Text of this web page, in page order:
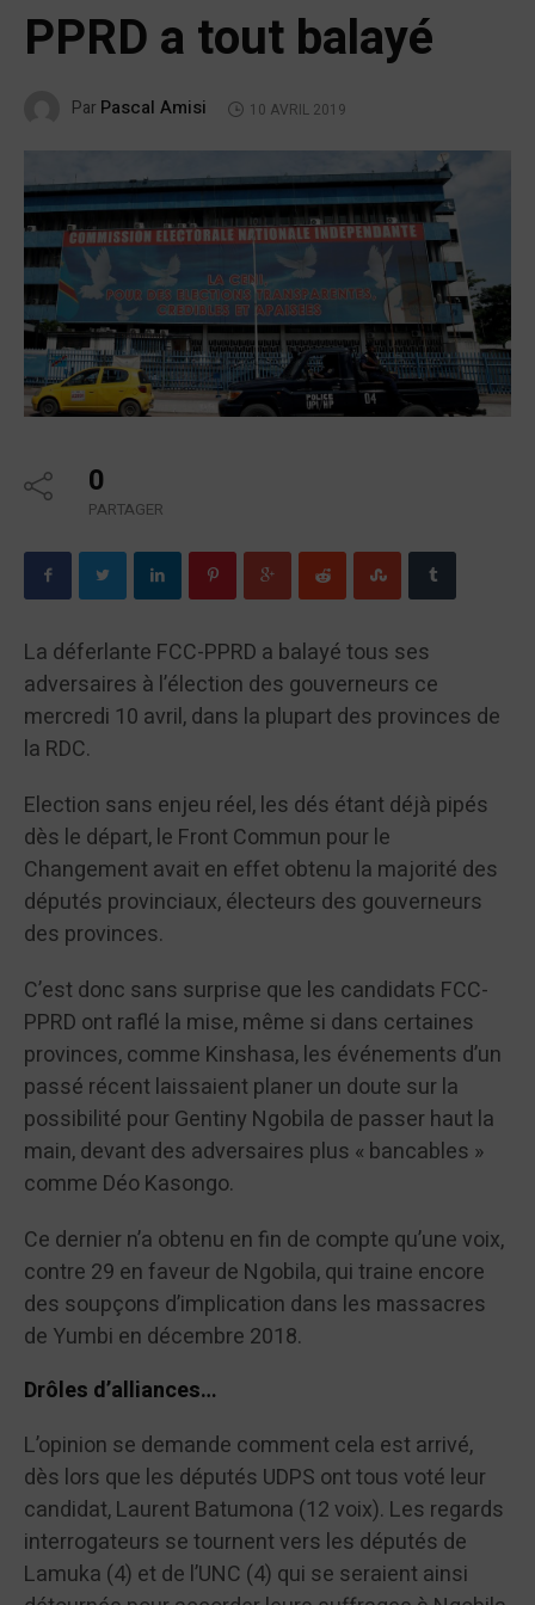
PPRD a tout balayé
Par Pascal Amisi 10 AVRIL 2019
0
PARTAGER
La déferlante FCC-PPRD a balayé tous ses
adversaires à l’élection des gouverneurs ce
mercredi 10 avril, dans la plupart des provinces de
la RDC.
Election sans enjeu réel, les dés étant déjà pipés
dès le départ, le Front Commun pour le
Changement avait en effet obtenu la majorité des
députés provinciaux, électeurs des gouverneurs
des provinces.
C’est donc sans surprise que les candidats FCC-
PPRD ont raflé la mise, même si dans certaines
provinces, comme Kinshasa, les événements d’un
passé récent laissaient planer un doute sur la
possibilité pour Gentiny Ngobila de passer haut la
main, devant des adversaires plus « bancables »
comme Déo Kasongo.
Ce dernier n’a obtenu en fin de compte qu’une voix,
contre 29 en faveur de Ngobila, qui traine encore
des soupçons d’implication dans les massacres
de Yumbi en décembre 2018.
Drôles d’alliances…
L’opinion se demande comment cela est arrivé,
dès lors que les députés UDPS ont tous voté leur
candidat, Laurent Batumona (12 voix). Les regards
interrogateurs se tournent vers les députés de
Lamuka (4) et de l’UNC (4) qui se seraient ainsi